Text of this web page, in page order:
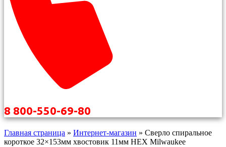
8 800-550-69-80
Главная страница » Интернет-магазин » Сверло спиральное
короткое 32×153мм хвостовик 11мм HEX Milwaukee